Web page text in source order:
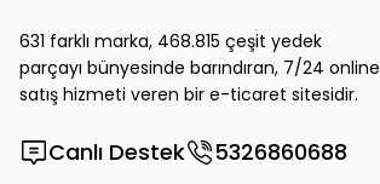
631 farklı marka, 468.815 çeşit yedek
parçayı bünyesinde barındıran, 7/24 online
satış hizmeti veren bir e-ticaret sitesidir.
Canlı Destek 5326860688